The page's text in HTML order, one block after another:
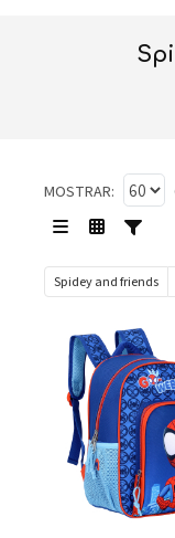
MOSTRAR:
Spidey and friends